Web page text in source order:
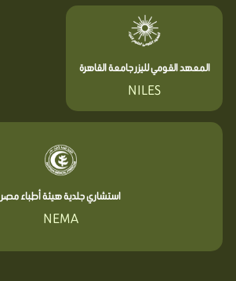
المعهد القومي لليزر جامعة القاهرة
NILES
استشاري جلدية هيئة أطباء مصر
NEMA